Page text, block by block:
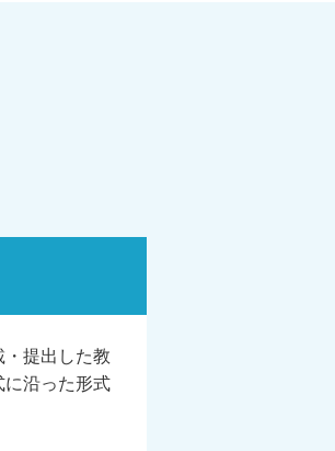
提出した教
に沿った形式